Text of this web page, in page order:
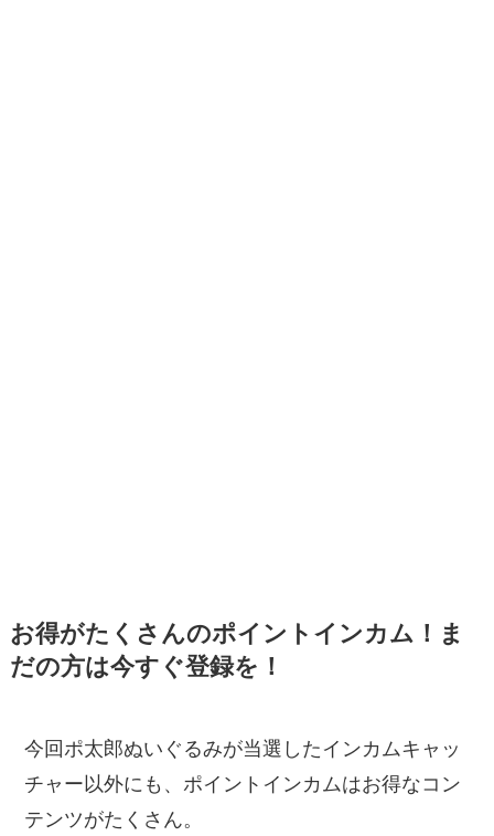
お得がたくさんのポイントインカム！ま
だの方は今すぐ登録を！
今回ポ太郎ぬいぐるみが当選したインカムキャッ
チャー以外にも、ポイントインカムはお得なコン
テンツがたくさん。